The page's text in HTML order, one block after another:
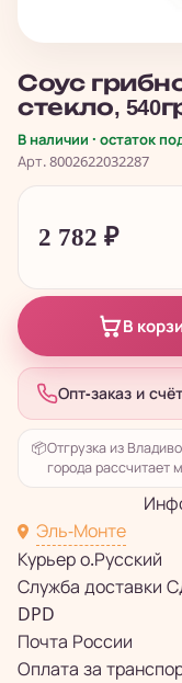
Соус
стекло,
В наличии · остаток
Арт. 8002622032287
2 782 ₽
В
Опт-заказ и
📦Отгрузка из
города рассчитает
Эль-Монте
Курьер о.Русский
Служба доставки
DPD
Почта России
Оплата за